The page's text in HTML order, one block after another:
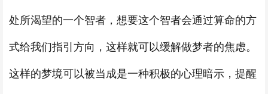
处所渴望的一个智者，想要这个智者会通过算命的方
式给我们指引方向，这样就可以缓解做梦者的焦虑。
这样的梦境可以被当成是一种积极的心理暗示，提醒